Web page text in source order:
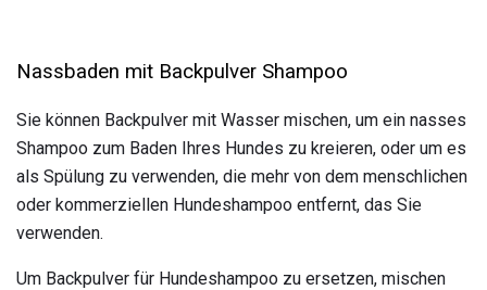
Nassbaden mit Backpulver Shampoo
Sie können Backpulver mit Wasser mischen, um ein nasses
Shampoo zum Baden Ihres Hundes zu kreieren, oder um es
als Spülung zu verwenden, die mehr von dem menschlichen
oder kommerziellen Hundeshampoo entfernt, das Sie
verwenden.
Um Backpulver für Hundeshampoo zu ersetzen, mischen